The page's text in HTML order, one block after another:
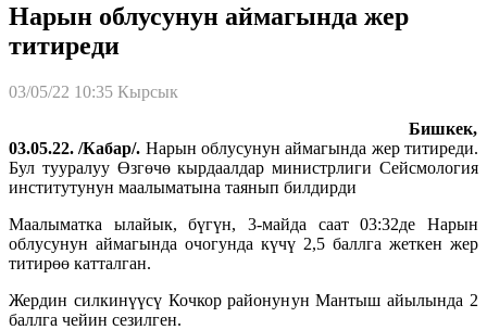
Нарын облусунун аймагында жер
титиреди
03/05/22 10:35 Кырсык
Бишкек,
03.05.22. /Кабар/. Нарын облусунун аймагында жер титиреди.
Бул тууралуу Өзгөчө кырдаалдар министрлиги Сейсмология
институтунун маалыматына таянып билдирди
Маалыматка ылайык, бүгүн, 3-майда саат 03:32де Нарын
облусунун аймагында очогунда күчү 2,5 баллга жеткен жер
титирөө катталган.
Жердин силкинүүсү Кочкор районунун Мантыш айылында 2
баллга чейин сезилген.